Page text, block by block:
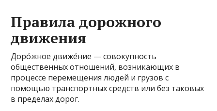
Правила дорожного
движения
Доро́жное движе́ние — совокупность
общественных отношений, возникающих в
процессе перемещения людей и грузов с
помощью транспортных средств или без таковых
в пределах дорог.